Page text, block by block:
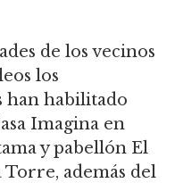
de los vecinos
los
han habilitado
Imagina en
y pabellón El
además del